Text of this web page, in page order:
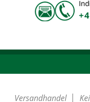
Versandhandel │